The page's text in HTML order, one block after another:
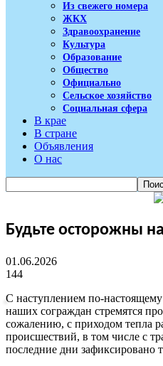
Из свежего номера
ЖКХ
Здравоохранение
Культура
Образование
Общество
Официально
Сельское хозяйство
Социальная сфера
В крае
В стране
Объявления
О нас
Будьте осторожны
01.06.2026
144
С наступлением по-
наших сограждан стремятся
сожалению, с приходом тепла
происшествий, в том числе с
последние дни зафиксировано